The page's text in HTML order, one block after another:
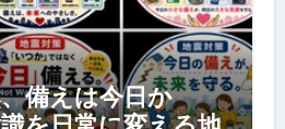
備えは今日か